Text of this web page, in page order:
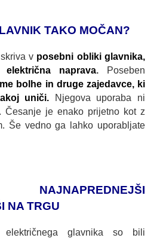
TAKO MOČAN?
v posebni obliki glavnika,
naprava.
Poseben
bolhe in druge zajedavce, ki
uniči. Njegova uporaba ni
Česanje je enako prijetno kot z
Še vedno ga lahko uporabljate
NAJNAPREDNEJŠI
NA TRGU
glavnika so bili